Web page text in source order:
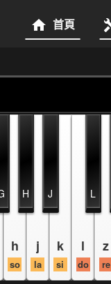
首頁
h
so
j
la
k
si
l
do
z
re
H J L